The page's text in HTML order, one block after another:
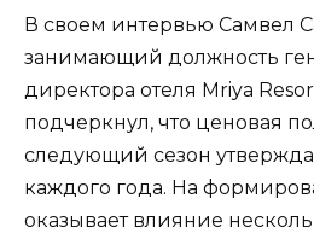
В своем интервью Самвел
занимающий должность
директора отеля Mriya
подчеркнул, что ценовая
следующий сезон
каждого года. На
оказывает влияние